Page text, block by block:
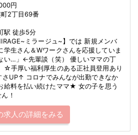
円
2丁目69番
駅 徒歩5分
ミラージュ~】では 新規メンバ
学生さん＆Wワークさんを応援していま
い…」←先輩談（笑） 優しいママの丁
☆手厚い福利厚生のある正社員登用あり
UP↑ コロナでみんなが出勤できなか
給料を払い続けたママ★ 女の子を思う
！
求人の詳細をみる